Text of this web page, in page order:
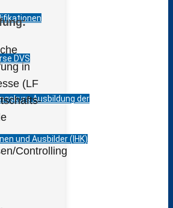
DVS
Ausbildung der
und Ausbilder (IHK)
in
(LF
Controlling